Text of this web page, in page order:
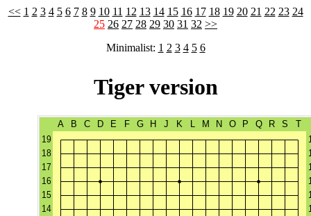
<< 1 2 3 4 5 6 7 8 9 10 11 12 13 14 15 16 17 18 19 20 21 22 23 24
25 26 27 28 29 30 31 32 >>
Minimalist: 1 2 3 4 5 6
Tiger version